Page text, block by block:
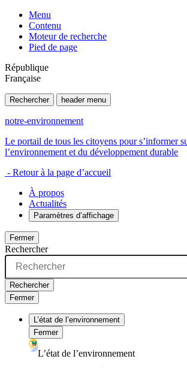
Menu
Contenu
Moteur de recherche
Pied de page
République
Française
Rechercher header menu
notre-environnement
Le portail de tous les citoyens pour s’informer
l’environnement et du développement durable
- Retour à la page d’accueil
À propos
Actualités
Paramètres d’affichage
Fermer
Rechercher
Rechercher
Fermer
L’état de l’environnement
Fermer
L’état de l’environnement